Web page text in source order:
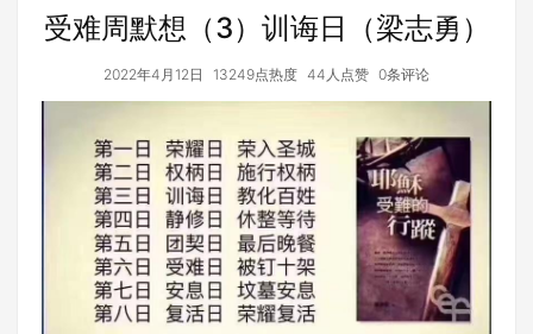
受难周默想（3）训诲日（梁志勇）
2022年4月12日 13249点热度 44人点赞 0条评论